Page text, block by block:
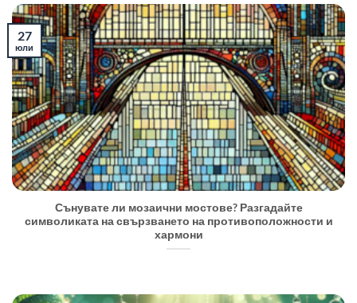
Сънувате ли мозаични мостове? Разгадайте
символиката на свързването на противоположности и
хармони
27
юли